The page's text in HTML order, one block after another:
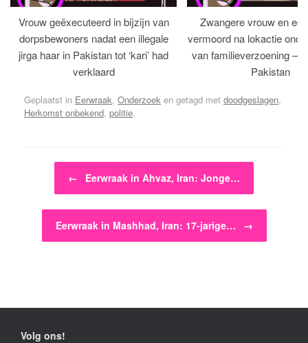
Vrouw geëxecuteerd in bijzijn van
dorpsbewoners nadat een illegale
jirga haar in Pakistan tot ‘kari’ had
verklaard
Zwangere vrouw en
vermoord na lokactie
van familieverzoening –
Pakistan
Geplaatst in Eerwraak, Onderzoek en getagd met doodgeslagen,
Herkomst onbekend, politie.
Bericht navigatie
← Eerwraak in Ahvaz, Iran: Jonge…
Eerwraak in Mashhad, Iran: 17-jarige… →
Volg ons!